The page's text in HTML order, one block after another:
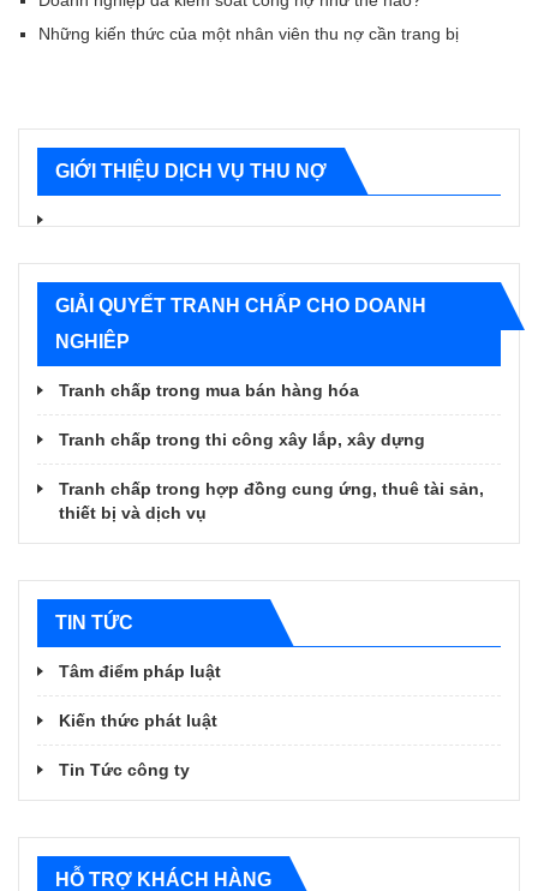
Những kiến thức của một nhân viên thu nợ cần trang bị
GIỚI THIỆU DỊCH VỤ THU NỢ
GIẢI QUYẾT TRANH CHẤP CHO DOANH
NGHIÊP
Tranh chấp trong mua bán hàng hóa
Tranh chấp trong thi công xây lắp, xây dựng
Tranh chấp trong hợp đồng cung ứng, thuê tài sản,
thiết bị và dịch vụ
TIN TỨC
Tâm điểm pháp luật
Kiến thức phát luật
Tin Tức công ty
HỖ TRỢ KHÁCH HÀNG